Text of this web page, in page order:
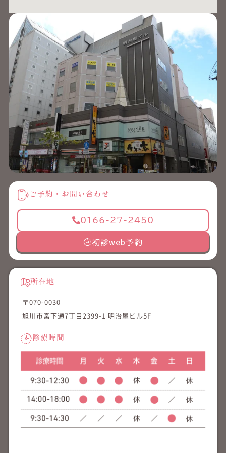
ご予約・お問い合わせ
0166-27-2450
初診web予約
所在地
〒070-0030
旭川市宮下通7丁目2399-1 明治屋ビル5F
診療時間